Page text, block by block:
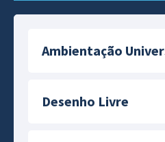
Ambientação
Desenho Livre